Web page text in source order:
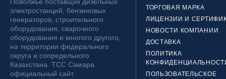
электростанций, бензиновых
генераторов, строительного
оборудования, сварочного
оборудования и многого другого,
на территории федерального
округа и сопредельного
Казахстана. ТСС Самара
официальный сайт.
ТОРГОВАЯ МАРКА
ЛИЦЕНЗИИ И
НОВОСТИ КОМПАНИИ
ДОСТАВКА
ПОЛИТИКА
ПОЛЬЗОВАТЕЛЬСКОЕ